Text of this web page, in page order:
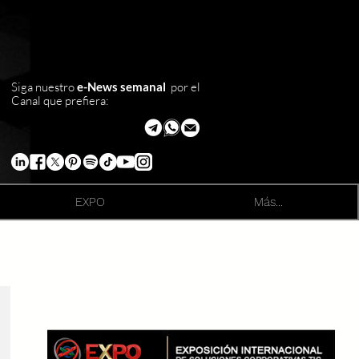
Siga nuestroe-News semanal por el
Canal que prefiera:
EXPO Más...